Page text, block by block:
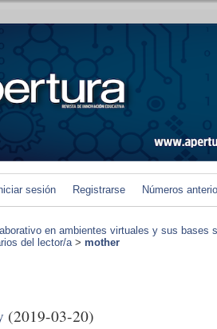
sesión Registrarse Números
en ambientes virtuales y sus
del lector/a> mother
(2019-03-20)